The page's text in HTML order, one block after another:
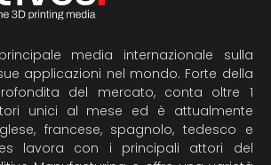
media internazionale sulla
applicazioni nel mondo. Forte della
del mercato, conta oltre 1
unici al mese ed è attualmente
francese, spagnolo, tedesco e
lavora con i principali attori del